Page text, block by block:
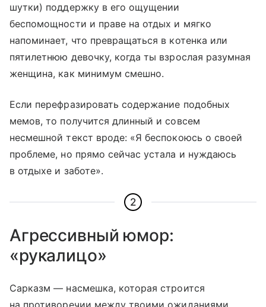
шутки) поддержку в его ощущении
беспомощности и праве на отдых и мягко
напоминает, что превращаться в котенка или
пятилетнюю девочку, когда ты взрослая разумная
женщина, как минимум смешно.
Если перефразировать содержание подобных
мемов, то получится длинный и совсем
несмешной текст вроде: «Я беспокоюсь о своей
проблеме, но прямо сейчас устала и нуждаюсь
в отдыхе и заботе».
2
Агрессивный юмор:
«рукалицо»
Сарказм — насмешка, которая строится
на противоречии между твоими ожиданиями